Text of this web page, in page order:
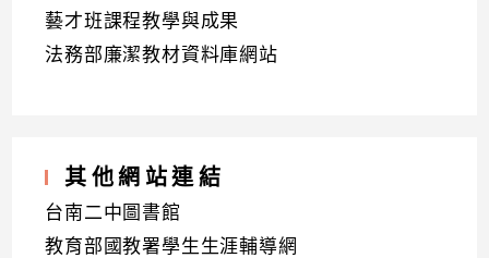
藝才班課程教學與成果
法務部廉潔教材資料庫網站
其他網站連結
台南二中圖書館
教育部國教署學生生涯輔導網